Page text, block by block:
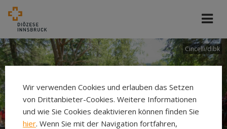
Cincelli/dibk
Wir verwenden Cookies und erlauben das Setzen
von Drittanbieter-Cookies. Weitere Informationen
und wie Sie Cookies deaktivieren können finden Sie
hier. Wenn Sie mit der Navigation fortfahren,